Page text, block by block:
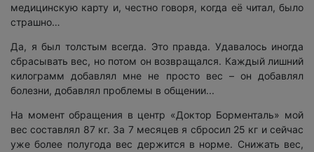
медицинскую карту и, честно говоря, когда её читал, было
страшно…
Да, я был толстым всегда. Это правда. Удавалось иногда
сбрасывать вес, но потом он возвращался. Каждый лишний
килограмм добавлял мне не просто вес – он добавлял
болезни, добавлял проблемы в общении...
На момент обращения в центр «Доктор Борменталь» мой
вес составлял 87 кг. За 7 месяцев я сбросил 25 кг и сейчас
уже более полугода вес держится в норме. Снижать вес,